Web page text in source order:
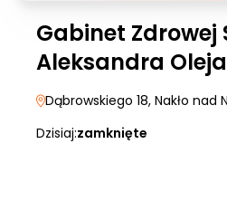
Gabinet Zdrowej
Aleksandra
Dąbrowskiego 18, Nakło nad
Dzisiaj:zamknięte